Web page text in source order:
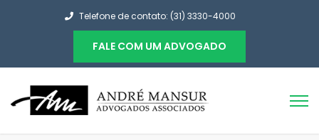
Telefone de contato: (31) 3330-4000
FALE COM UM ADVOGADO